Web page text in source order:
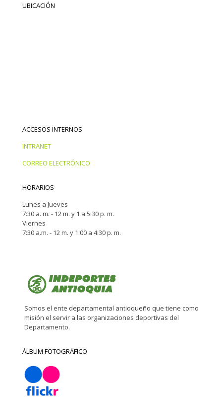
UBICACIÓN
ACCESOS INTERNOS
INTRANET
CORREO ELECTRÓNICO
HORARIOS
Lunes a Jueves
7:30 a. m. - 12 m. y 1 a 5:30 p. m.
Viernes
7:30 a.m. - 12 m. y 1:00 a 4:30 p. m.
Somos el ente departamental antioqueño que tiene como
misión el servir a las organizaciones deportivas del
Departamento.
ÁLBUM FOTOGRÁFICO